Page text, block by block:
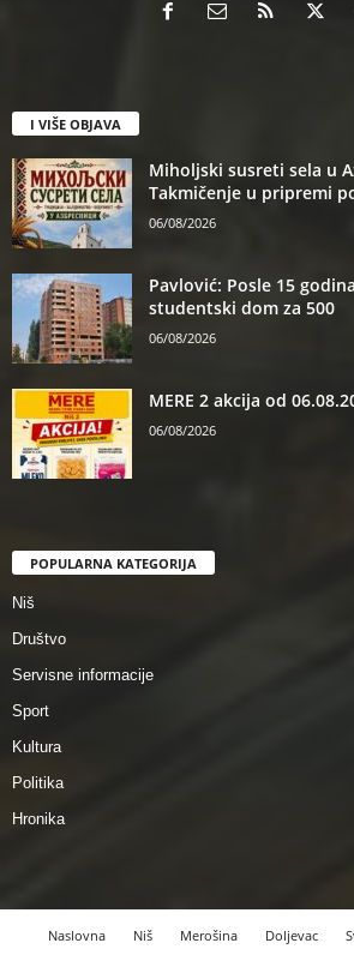
I VIŠE OBJAVA
Miholjski susreti sela u
Takmičenje u pripremi
06/08/2026
Pavlović: Posle 15
studentski dom za 500
06/08/2026
MERE 2 akcija od
06/08/2026
POPULARNA KATEGORIJA
Niš
Društvo
Servisne informacije
Sport
Kultura
Politika
Hronika
Naslovna Niš Merošina Doljevac